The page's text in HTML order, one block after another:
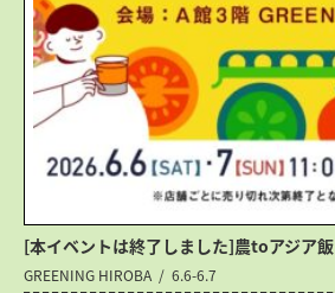
[本イベントは終了しました]農toアジア飯
GREENING HIROBA
6.6-6.7